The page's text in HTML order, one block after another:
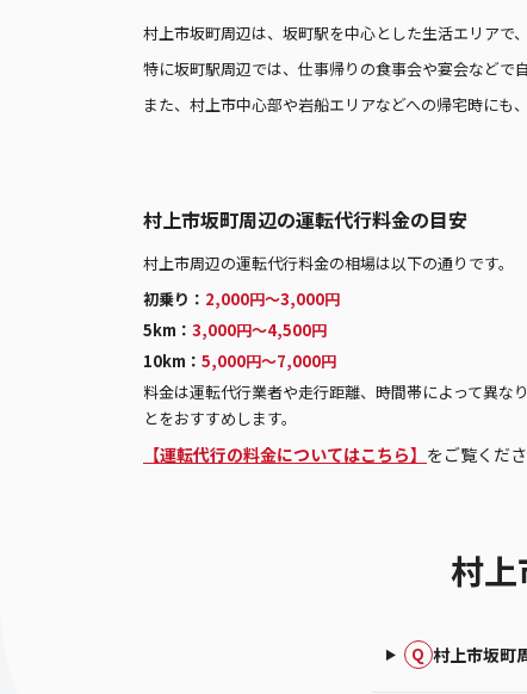
村上市坂町周辺は、坂町駅を中心とした生活エリアで
特に坂町駅周辺では、仕事帰りの食事会や宴会などで
また、村上市中心部や岩船エリアなどへの帰宅時にも
村上市坂町周辺の運転代行料金の目安
村上市周辺の運転代行料金の相場は以下の通りです。
初乗り： 2,000円〜3,000円
5km： 3,000円〜4,500円
10km： 5,000円〜7,000円
料金は運転代行業者や走行距離、時間帯によって異な
とをおすすめします。
【運転代行の料金についてはこちら】 をご覧くださ
村
Q 村上市坂町